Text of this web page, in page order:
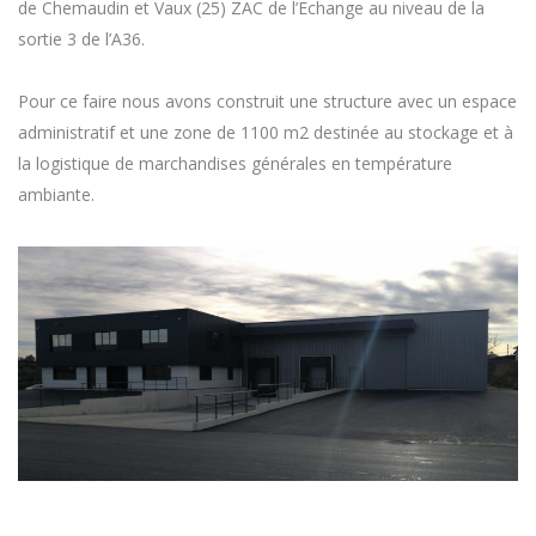
de Chemaudin et Vaux (25) ZAC de l’Echange au niveau de la
sortie 3 de l’A36.
Pour ce faire nous avons construit une structure avec un espace
administratif et une zone de 1100 m2 destinée au stockage et à
la logistique de marchandises générales en température
ambiante.